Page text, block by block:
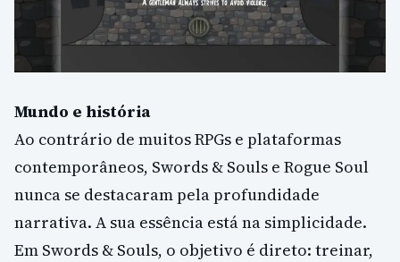
Mundo e história
Ao contrário de muitos RPGs e plataformas
contemporâneos, Swords & Souls e Rogue Soul
nunca se destacaram pela profundidade
narrativa. A sua essência está na simplicidade.
Em Swords & Souls, o objetivo é direto: treinar,